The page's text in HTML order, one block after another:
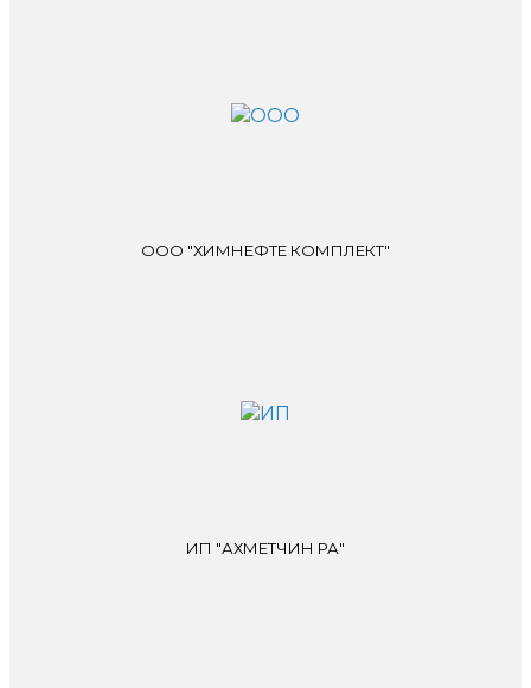
ООО "ХИМНЕФТЕ КОМПЛЕКТ"
ИП "АХМЕТЧИН РА"